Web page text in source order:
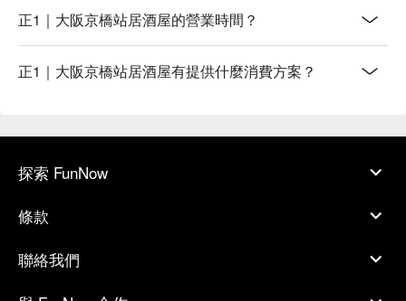
正1｜大阪京橋站居酒屋的營業時間？
正1｜大阪京橋站居酒屋有提供什麼消費方案？
探索 FunNow
條款
聯絡我們